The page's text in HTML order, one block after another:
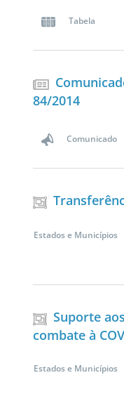
Tabela
84/2014
Comunicado
Estados e Municípios
Suporte
combate à
Estados e Municípios